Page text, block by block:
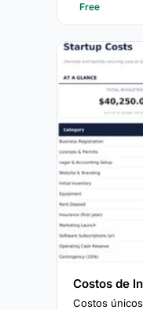
Free
Costos de
Costos